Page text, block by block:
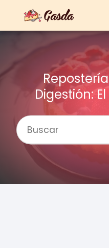
Digestión: